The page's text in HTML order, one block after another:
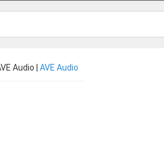
Audio | AVE Audio